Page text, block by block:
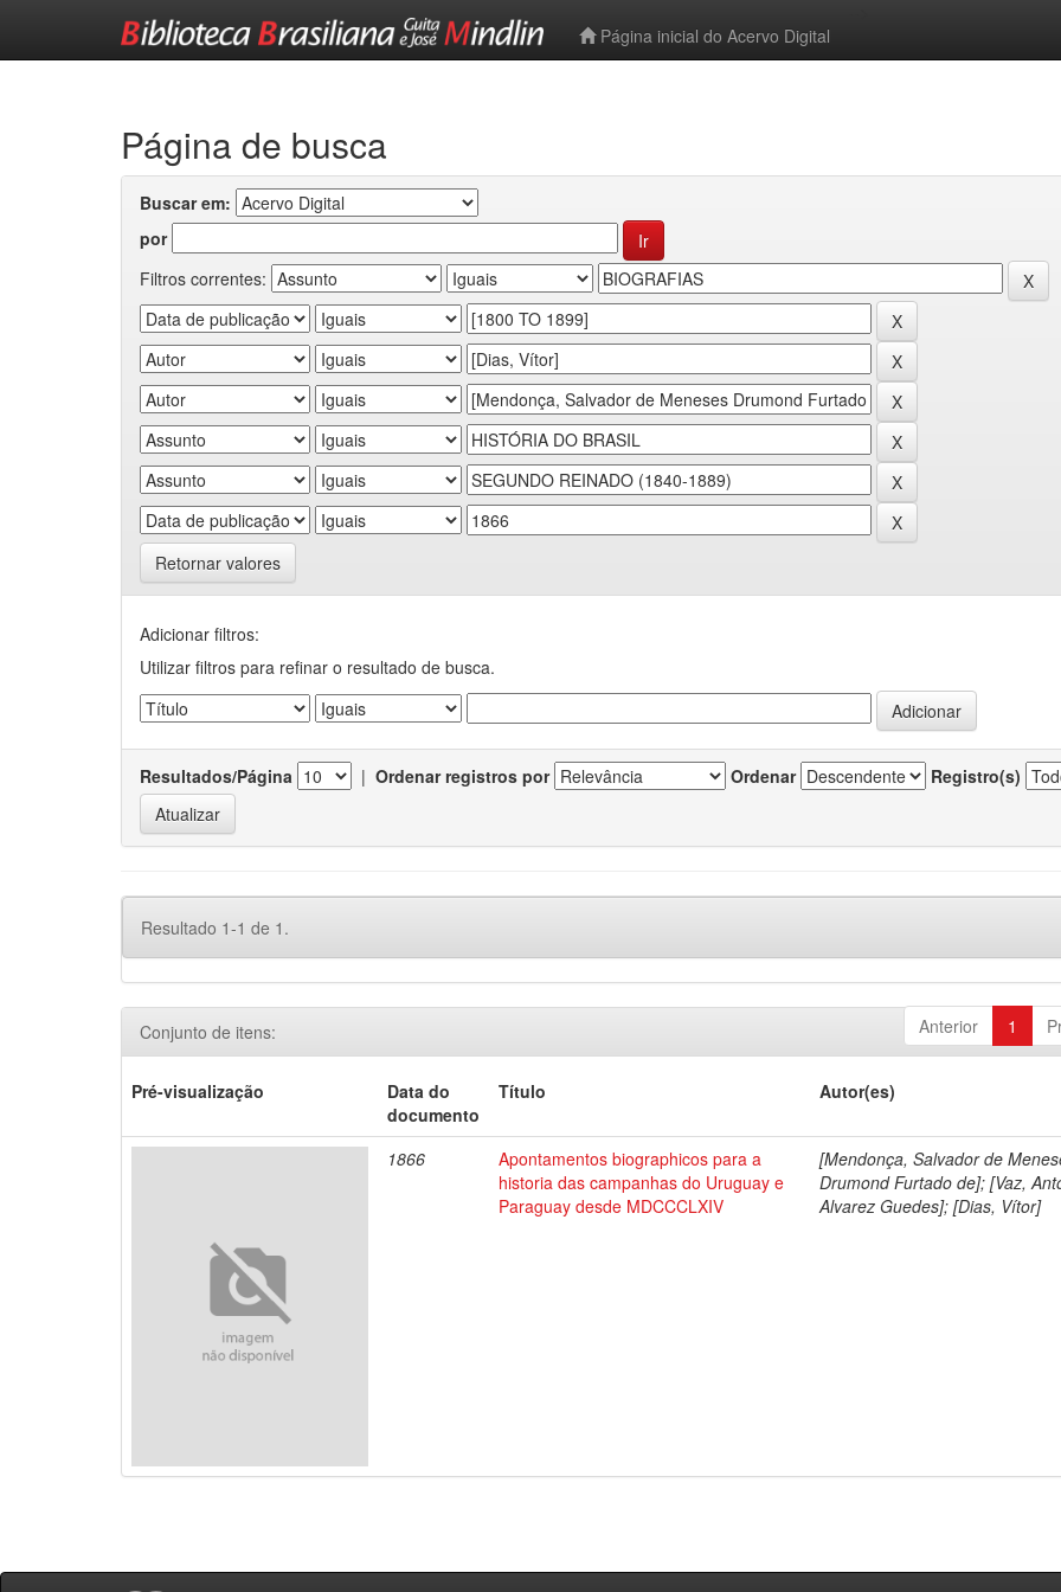
Página inicial do Acervo Digital
Página de busca
Buscar em:
por
Filtros correntes:
Retornar valores
Adicionar filtros:
Utilizar filtros para refinar o resultado de busca.
Resultados/Página | Ordenar registros por Ordenar Registro(s)
Resultado 1-1 de 1.
Anterior 1
Conjunto de itens:
Pré-visualização
Data do
documento
Título Autor(es)
1866
Apontamentos biographicos para a
historia das campanhas do Uruguay e
Paraguay desde MDCCCLXIV
[Mendonça, Salvador de
Drumond Furtado de]; [Vaz,
Alvarez Guedes]; [Dias, Vítor]